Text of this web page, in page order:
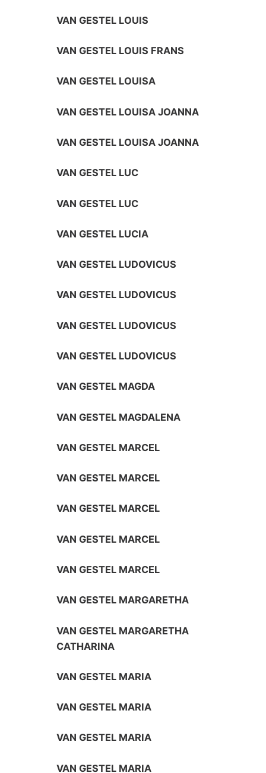
VAN GESTEL LOUIS
VAN GESTEL LOUIS FRANS
VAN GESTEL LOUISA
VAN GESTEL LOUISA JOANNA
VAN GESTEL LOUISA JOANNA
VAN GESTEL LUC
VAN GESTEL LUC
VAN GESTEL LUCIA
VAN GESTEL LUDOVICUS
VAN GESTEL LUDOVICUS
VAN GESTEL LUDOVICUS
VAN GESTEL LUDOVICUS
VAN GESTEL MAGDA
VAN GESTEL MAGDALENA
VAN GESTEL MARCEL
VAN GESTEL MARCEL
VAN GESTEL MARCEL
VAN GESTEL MARCEL
VAN GESTEL MARCEL
VAN GESTEL MARGARETHA
VAN GESTEL MARGARETHA
CATHARINA
VAN GESTEL MARIA
VAN GESTEL MARIA
VAN GESTEL MARIA
VAN GESTEL MARIA